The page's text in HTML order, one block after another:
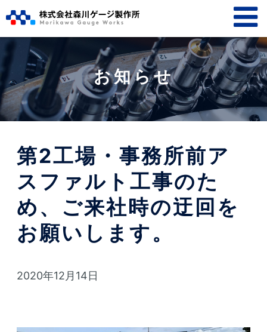
お知らせ
第2工場・事務所前ア
スファルト工事のた
め、ご来社時の迂回を
お願いします。
2020年12月14日